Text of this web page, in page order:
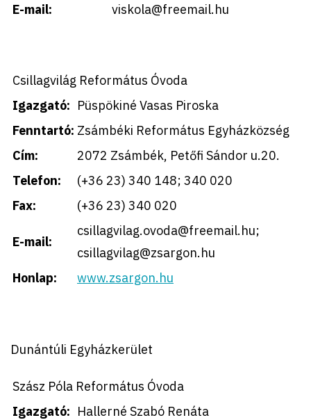
E-mail:
viskola@freemail.hu
Csillagvilág Református Óvoda
Igazgató: Püspökiné Vasas Piroska
Fenntartó: Zsámbéki Református Egyházközség
Cím:
2072 Zsámbék, Petőfi Sándor u.20.
Telefon:
(+36 23) 340 148; 340 020
Fax:
(+36 23) 340 020
E-mail:
csillagvilag.ovoda@freemail.hu;
csillagvilag@zsargon.hu
Honlap:
www.zsargon.hu
Dunántúli Egyházkerület
Szász Póla Református Óvoda
Igazgató: Hallerné Szabó Renáta